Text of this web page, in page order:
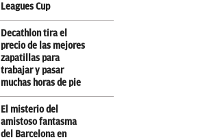
Leagues Cup
Decathlon tira el
precio de las mejores
zapatillas para
trabajar y pasar
muchas horas de pie
El misterio del
amistoso fantasma
del Barcelona en